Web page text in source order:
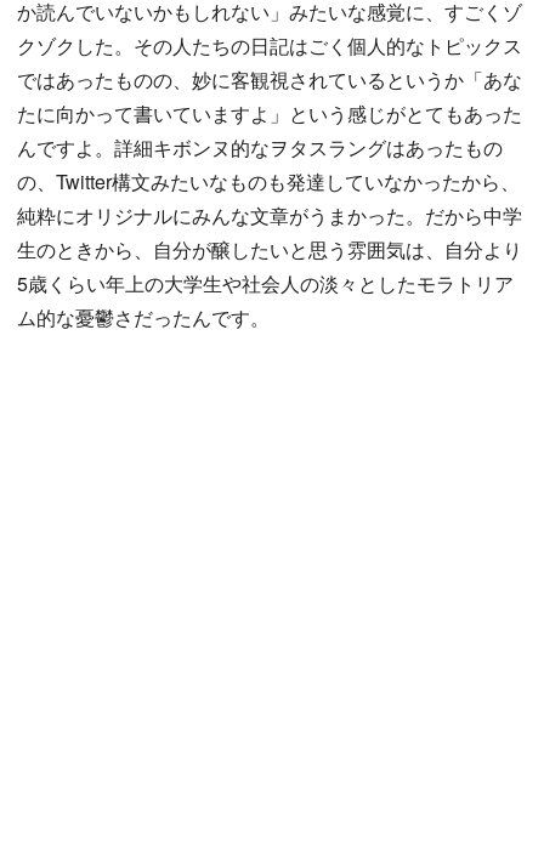
か読んでいないかもしれない」みたいな感覚に、すごくゾ
クゾクした。その人たちの日記はごく個人的なトピックス
ではあったものの、妙に客観視されているというか「あな
たに向かって書いていますよ」という感じがとてもあった
んですよ。詳細キボンヌ的なヲタスラングはあったもの
の、Twitter構文みたいなものも発達していなかったから、
純粋にオリジナルにみんな文章がうまかった。だから中学
生のときから、自分が醸したいと思う雰囲気は、自分より
5歳くらい年上の大学生や社会人の淡々としたモラトリア
ム的な憂鬱さだったんです。